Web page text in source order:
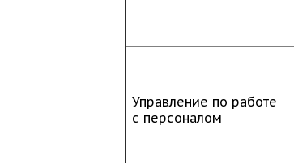
Управление по работе
с персоналом